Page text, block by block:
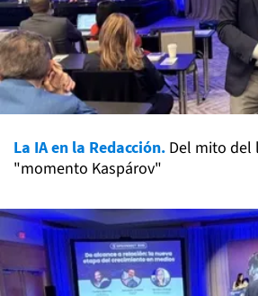
La IA en la Redacción. Del mito del
"momento Kaspárov"